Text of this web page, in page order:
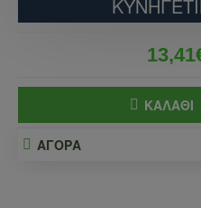
ΚΑΛΆΘΙ
ΑΓΟΡΑ